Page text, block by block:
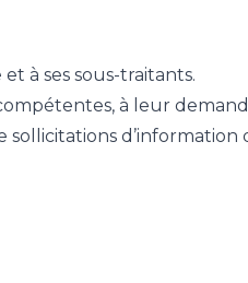
à ses sous-traitants.
à leur
d’information